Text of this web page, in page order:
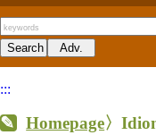
:::
Homepage〉